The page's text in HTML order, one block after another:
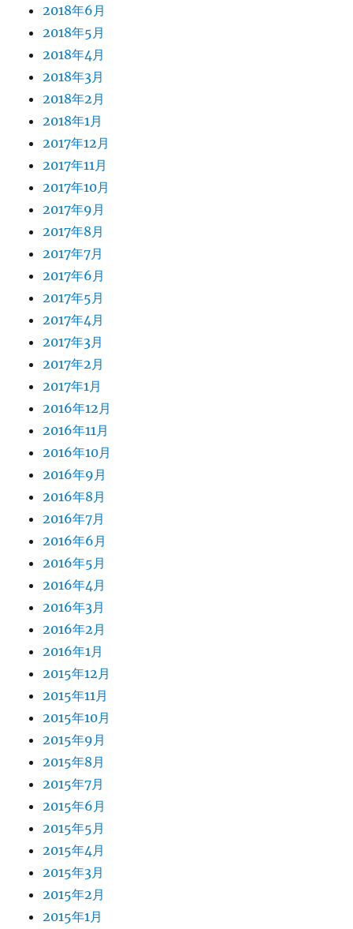
2018年6月
2018年5月
2018年4月
2018年3月
2018年2月
2018年1月
2017年12月
2017年11月
2017年10月
2017年9月
2017年8月
2017年7月
2017年6月
2017年5月
2017年4月
2017年3月
2017年2月
2017年1月
2016年12月
2016年11月
2016年10月
2016年9月
2016年8月
2016年7月
2016年6月
2016年5月
2016年4月
2016年3月
2016年2月
2016年1月
2015年12月
2015年11月
2015年10月
2015年9月
2015年8月
2015年7月
2015年6月
2015年5月
2015年4月
2015年3月
2015年2月
2015年1月